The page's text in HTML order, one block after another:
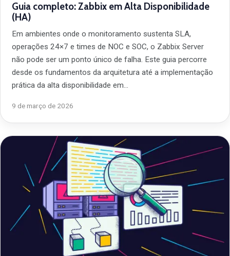
Guia completo: Zabbix em Alta Disponibilidade
(HA)
Em ambientes onde o monitoramento sustenta SLA,
operações 24×7 e times de NOC e SOC, o Zabbix Server
não pode ser um ponto único de falha. Este guia percorre
desde os fundamentos da arquitetura até a implementação
prática da alta disponibilidade em…
9 de março de 2026